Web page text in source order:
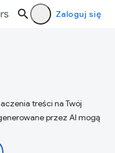
Zaloguj się
treści na Twój
przez AI mogą